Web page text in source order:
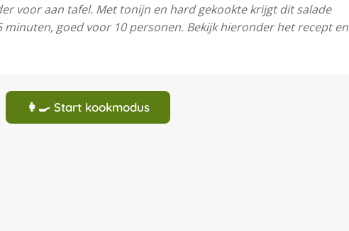
voor aan tafel. Met tonijn en hard gekookte krijgt dit salade
minuten, goed voor 10 personen. Bekijk hieronder het recept en
👩‍🍳 Start kookmodus